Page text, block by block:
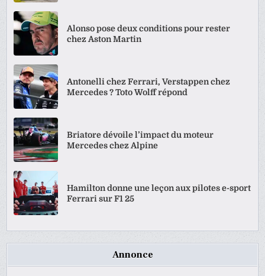
Alonso pose deux conditions pour rester
chez Aston Martin
Antonelli chez Ferrari, Verstappen chez
Mercedes ? Toto Wolff répond
Briatore dévoile l’impact du moteur
Mercedes chez Alpine
Hamilton donne une leçon aux pilotes e-sport
Ferrari sur F1 25
Annonce